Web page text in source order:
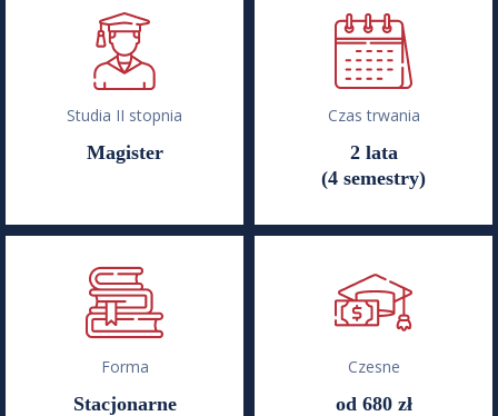
Studia II stopnia
Magister
Czas trwania
2 lata
(4 semestry)
Forma
Stacjonarne
Czesne
od 680 zł